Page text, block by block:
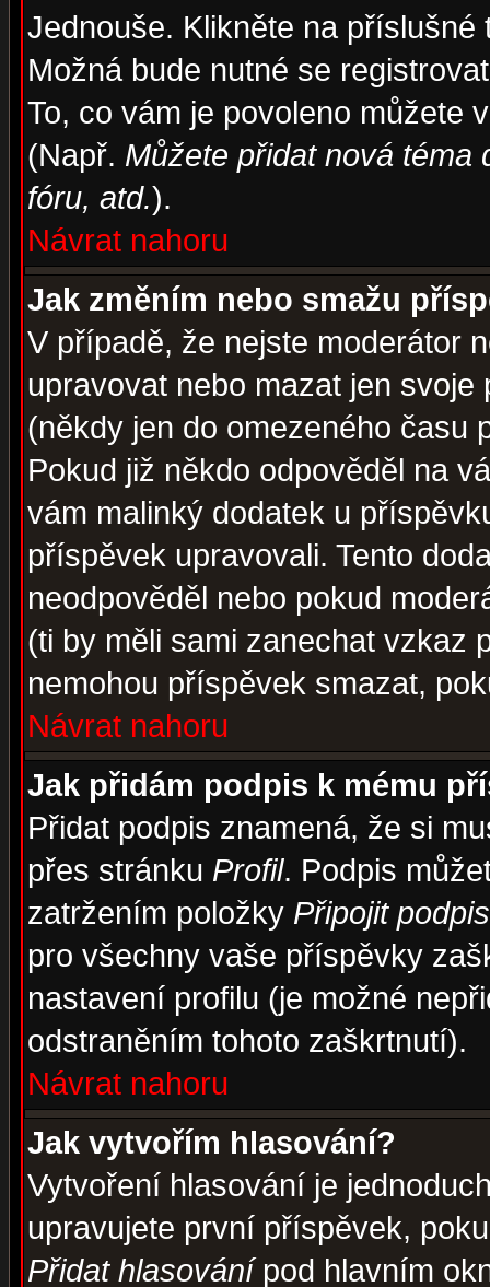
Jednouše. Klikněte na
Možná bude nutné se
To, co vám je povoleno můžete
(Např. Můžete přidat nová téma
fóru, atd.).
Návrat nahoru
Jak změním nebo smažu
V případě, že nejste moderátor
upravovat nebo mazat jen
(někdy jen do omezeného
Pokud již někdo odpověděl na
vám malinký dodatek u
příspěvek upravovali. Tento
neodpověděl nebo pokud
(ti by měli sami zanechat vzkaz
nemohou příspěvek smazat,
Návrat nahoru
Jak přidám podpis k mému
Přidat podpis znamená, že si
přes stránku Profil. Podpis
zatržením položky Připojit podpis
pro všechny vaše příspěvky
nastavení profilu (je možné
odstraněním tohoto zaškrtnutí).
Návrat nahoru
Jak vytvořím hlasování?
Vytvoření hlasování je
upravujete první příspěvek,
Přidat hlasovánípod hlavním